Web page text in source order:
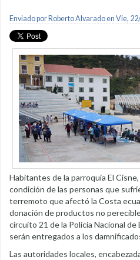
Enviado por Roberto Alvaradoen Vie,
Habitantes de la parroquia El
condición de las personas que
terremoto que afectó la Costa
donación de productos no
circuito 21 de la Policía Nacional
serán entregados a los
Las autoridades locales,